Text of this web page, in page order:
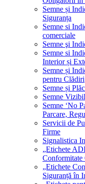
Semne și
Siguranța
Semne si
comerciale
Semne şi
Semne si
Interior și
Semne și
pentru Clădiri
Semne și
Semne
Semne ‘No
Parcare,
Servicii de
Firme
Signalistica
„Etichete
Conformitate
„Etichete
Siguranță în